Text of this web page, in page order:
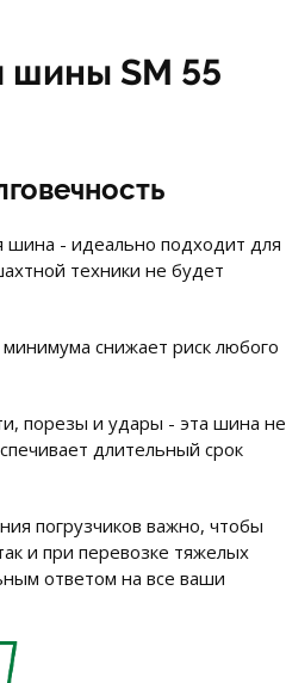
шины SM 55
шина - идеально подходит для
техники не будет
снижает риск любого
порезы и удары - эта шина не
длительный срок
погрузчиков важно, чтобы
и при перевозке тяжелых
ответом на все ваши